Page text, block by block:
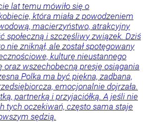
lat temu mówiło się o
która miała z powodzeniem
macierzyństwo, atrakcyjny
społeczną i szczęśliwy związek. Dziś
nie zniknął, ale został spotęgowany
kulturę nieustannego
oraz wszechobecną presję osiągania
Polka ma być piękna, zadbana,
emocjonalnie dojrzała.
partnerką i przyjaciółką. A jeśli nie
tych oczekiwań, często sama staje
sędzią.